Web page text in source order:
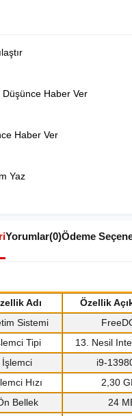
Düşünce Haber Ver
Haber Ver
Yaz
Yorumlar(0)Ödeme
Adı
Özellik
Sistemi
Tipi
13. Nesil
İşlemci
i9-
Hızı
2,30
Bellek
24